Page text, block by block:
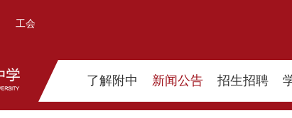
工会
了解附中 新闻公告 招生招聘